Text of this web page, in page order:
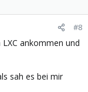
#8
ankommen und
sah es bei mir